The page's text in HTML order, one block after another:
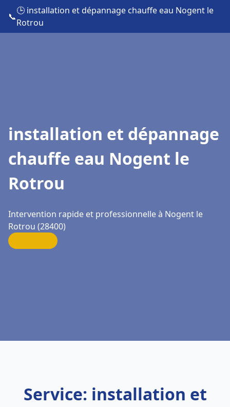
📞
🕒 installation et dépannage chauffe eau Nogent le
Rotrou
installation et dépannage
chauffe eau Nogent le
Rotrou
Intervention rapide et professionnelle à Nogent le
Rotrou (28400)
Service: installation et